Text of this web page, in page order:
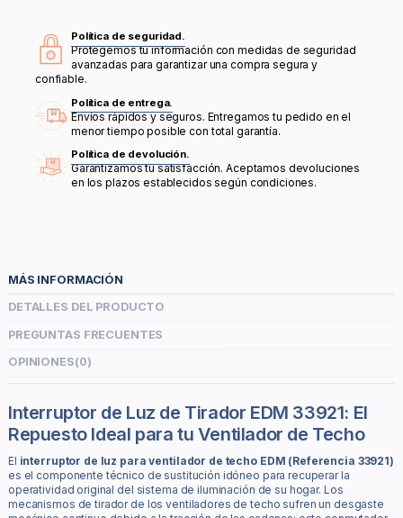
Política de seguridad.
Protegemos tu información con medidas de seguridad
avanzadas para garantizar una compra segura y
confiable.
Política de entrega.
Envíos rápidos y seguros. Entregamos tu pedido en el
menor tiempo posible con total garantía.
Política de devolución.
Garantizamos tu satisfacción. Aceptamos devoluciones
en los plazos establecidos según condiciones.
MÁS INFORMACIÓN
DETALLES DEL PRODUCTO
PREGUNTAS FRECUENTES
OPINIONES(0)
Interruptor de Luz de Tirador EDM 33921: El
Repuesto Ideal para tu Ventilador de Techo
El interruptor de luz para ventilador de techo EDM (Referencia 33921)
es el componente técnico de sustitución idóneo para recuperar la
operatividad original del sistema de iluminación de su hogar. Los
mecanismos de tirador de los ventiladores de techo sufren un desgaste